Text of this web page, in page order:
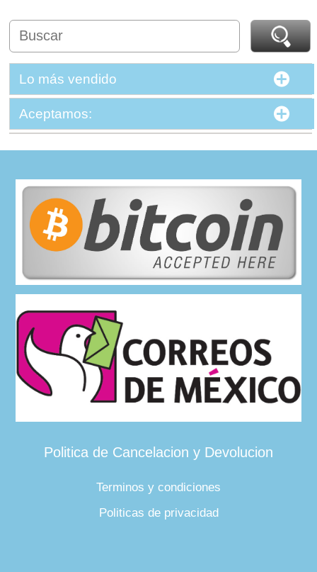
Lo más vendido
Aceptamos:
Politica de Cancelacion y Devolucion
Terminos y condiciones
Politicas de privacidad